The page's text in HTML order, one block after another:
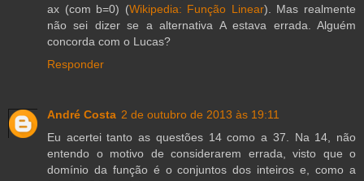
ax (com b=0) (Wikipedia: Função Linear). Mas realmente
não sei dizer se a alternativa A estava errada. Alguém
concorda com o Lucas?
Responder
André Costa 2 de outubro de 2013 às 19:11
Eu acertei tanto as questões 14 como a 37. Na 14, não
entendo o motivo de considerarem errada, visto que o
domínio da função é o conjuntos dos inteiros e, como a